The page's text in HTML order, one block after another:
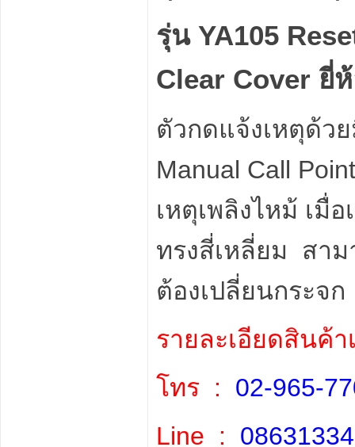
รุ่น YA105
Clear Cover ยี่
ตัวกดแจ้งเหตุด้ว
Manual Call
เหตุเพลิงไหม้ เมื่
ทรงสี่เหลี่ยม สา
ต้องเปลี่ยนกระจก
รายละเอียดสินค้
โทร : 02-965-
Line :